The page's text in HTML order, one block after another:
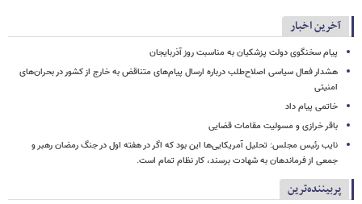
آخرین اخبار
پیام سخنگوی دولت پزشکیان به مناسبت روز آذربایجان
هشدار فعال سیاسی اصلاح‌طلب درباره ارسال پیام‌های متناقض به خارج از کشور در بحران‌های
امنیتی
خاتمی پیام داد
باقر خرازی و مسولیت مقامات قضایی
نایب رئیس مجلس: تحلیل آمریکایی‌ها این بود که اگر در هفته اول در جنگ رمضان رهبر و
جمعی از فرماندهان به شهادت برسند، کار نظام تمام است.
پربیننده‌ترین